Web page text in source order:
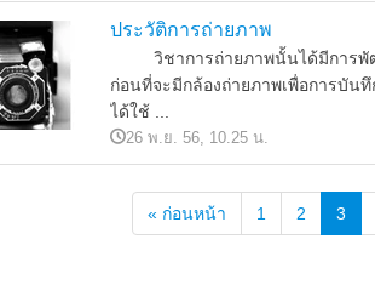
ประวัติการถ่ายภาพ
วิชาการถ่ายภาพนั้นได้มีการพัฒ
ก่อนที่จะมีกล้องถ่ายภาพเพื่อการบั
ได้ใช้ ...
26 พ.ย. 56, 10.25 น.
« ก่อนหน้า 1 2 3